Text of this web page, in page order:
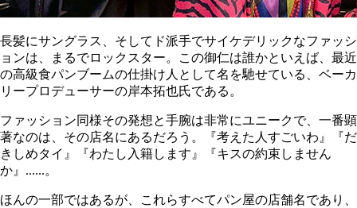
長髪にサングラス、そしてド派手でサイケデリックなファッシ
ョンは、まるでロックスター。この御仁は誰かといえば、最近
の高級食パンブームの仕掛け人として名を馳せている、ベーカ
リープロデューサーの岸本拓也氏である。
ファッション同様その発想と手腕は非常にユニークで、一番顕
著なのは、その店名にあるだろう。『考えた人すごいわ』『だ
きしめタイ』『わたし入籍します』『キスの約束しません
か』......。
ほんの一部ではあるが、これらすべてパン屋の店舗名であり、